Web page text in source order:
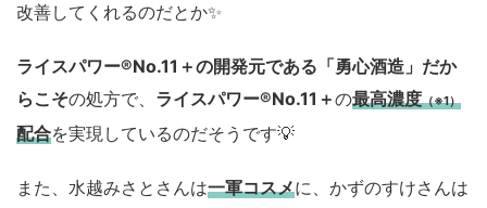
改善してくれるのだとか✨
ライスパワー®No.11＋の開発元である「勇心酒造」 だか
らこその処方で、 ライスパワー®No.11＋の最高濃度（※1）
配合を実現しているのだそうです💡
また、水越みさとさんは一軍コスメに、かずのすけさんは